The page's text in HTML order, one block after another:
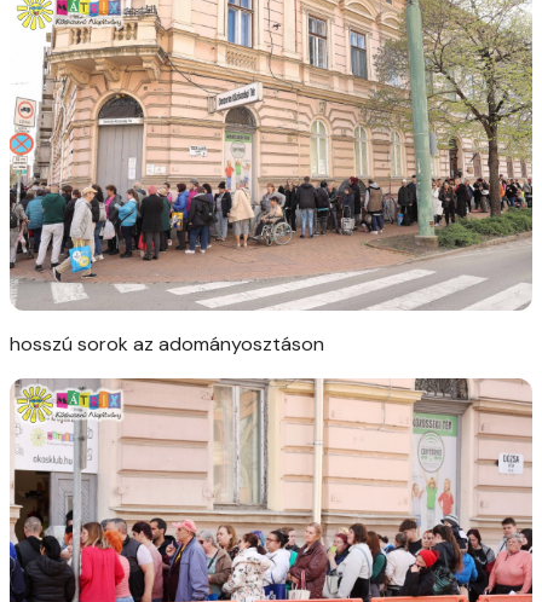
hosszú sorok az adományosztáson